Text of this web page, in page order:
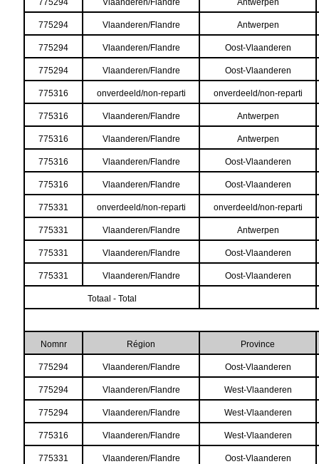
775294 Vlaanderen/Flandre Antwerpen
775294 Vlaanderen/Flandre Oost-Vlaanderen
775294 Vlaanderen/Flandre Oost-Vlaanderen
775316 onverdeeld/non-reparti onverdeeld/non-reparti
775316 Vlaanderen/Flandre Antwerpen
775316 Vlaanderen/Flandre Antwerpen
775316 Vlaanderen/Flandre Oost-Vlaanderen
775316 Vlaanderen/Flandre Oost-Vlaanderen
775331 onverdeeld/non-reparti onverdeeld/non-reparti
775331 Vlaanderen/Flandre Antwerpen
775331 Vlaanderen/Flandre Oost-Vlaanderen
775331 Vlaanderen/Flandre Oost-Vlaanderen
Totaal - Total
Nomnr Région Province
775294 Vlaanderen/Flandre Oost-Vlaanderen
775294 Vlaanderen/Flandre West-Vlaanderen
775294 Vlaanderen/Flandre West-Vlaanderen
775316 Vlaanderen/Flandre West-Vlaanderen
775331 Vlaanderen/Flandre Oost-Vlaanderen